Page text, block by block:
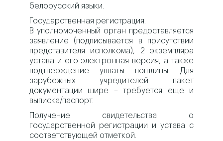
белорусский языки.
Государственная регистрация.
В уполномоченный орган предоставляется
заявление (подписывается в присутствии
представителя исполкома), 2 экземпляра
устава и его электронная версия, а также
подтверждение уплаты пошлины. Для
зарубежных учредителей пакет
документации шире – требуется еще и
выписка/паспорт.
Получение свидетельства о
государственной регистрации и устава с
соответствующей отметкой.